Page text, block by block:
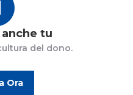
tu
del dono.
Ora